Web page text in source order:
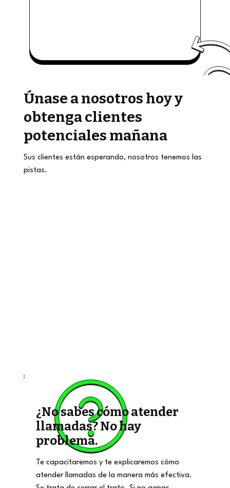
Únase a nosotros hoy y
obtenga clientes
potenciales mañana
Sus clientes están esperando, nosotros tenemos las
pistas.
¿No sabes cómo atender
llamadas? No hay
problema.
Te capacitaremos y te explicaremos cómo
atender llamadas de la manera más efectiva.